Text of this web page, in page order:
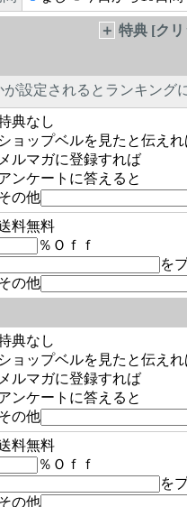
＋ 特典 [ク
設定されるとランキング
典なし
ショップベルを見たと伝えれ
メルマガに登録すれば
ンケートに答えると
の他
料無料
％Ｏｆｆ
を
の他
典なし
ショップベルを見たと伝えれ
メルマガに登録すれば
ンケートに答えると
の他
料無料
％Ｏｆｆ
を
の他